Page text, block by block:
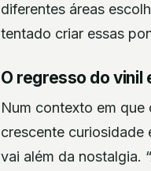
diferentes áreas
tentado criar essas
O regresso do vinil
Num contexto em
crescente curiosidade
vai além da nostalgia.